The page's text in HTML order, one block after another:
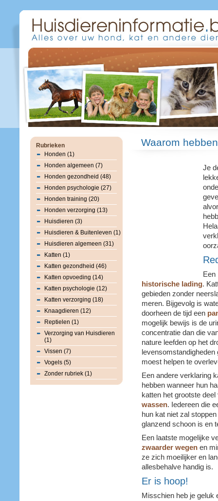
Rubrieken
Honden (1)
Honden algemeen (7)
Honden gezondheid (48)
Honden psychologie (27)
Honden training (20)
Honden verzorging (13)
Huisdieren (3)
Huisdieren & Buitenleven (1)
Huisdieren algemeen (31)
Katten (1)
Katten gezondheid (46)
Katten opvoeding (14)
Katten psychologie (12)
Katten verzorging (18)
Knaagdieren (12)
Reptielen (1)
Verzorging van Huisdieren
(1)
Vissen (7)
Vogels (5)
Zonder rubriek (1)
Waarom
Je
Een
historische lading.
gebieden zonder
meren. Bijgevolg is
doorheen de tijd een
mogelijk bewijs is de
concentratie dan die
nature leefden op het
moest helpen te
Een andere verklaring
hebben wanneer hun
katten het grootste
wassen. Iedereen die
hun kat niet zal
glanzend schoon is en
Een laatste mogelijke
zwaarder wegenen
ze zich moeilijker en
allesbehalve handig is.
Er is hoop!
Misschien heb je geluk